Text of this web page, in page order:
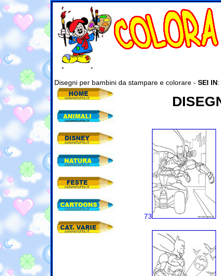
Disegni per bambini da stampare e colorare - SEI IN:
73